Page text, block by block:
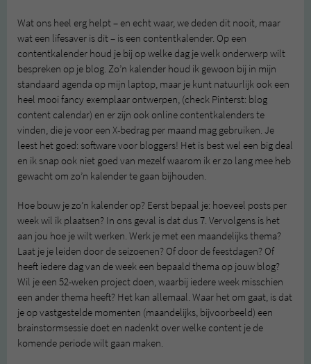
Wat ons heel erg helpt – en echt waar, we deden dit nooit, maar
wat een lifesaver is dit – is een contentkalender. Op een
contentkalender houd je bij op welke dag je welk onderwerp wilt
bespreken op je blog. Zo’n kalender houd ik gewoon bij in mijn
standaard agenda op mijn laptop, maar je kunt natuurlijk ook een
heel mooi fancy exemplaar ontwerpen, (check Pinterst: blog
content calendar) en er zijn ook online contentkalenders te
vinden, die je voor een X-bedrag per maand mag gebruiken. Je
leest het goed: software voor bloggers! Het is best wel een big deal
en ik snap ook niet goed van mezelf waarom ik er zo lang mee heb
gewacht om zo’n kalender te gaan bijhouden.
Hoe bouw je zo’n kalender op? Eerst bepaal je: hoeveel posts per
week wil ik plaatsen? In ons geval is dat dus 7. Vervolgens is het
aan jou hoe je wilt werken. Werk je met een maandelijks thema?
Laat je je leiden door de seizoenen? Of door de feestdagen? Of
heeft iedere dag van de week een bepaald thema op jouw blog?
Wil je een 52-weken project doen, waarbij iedere week misschien
een ander thema heeft? Het kan allemaal. Waar het om gaat, is dat
je op vastgestelde momenten (maandelijks, bijvoorbeeld) een
brainstormsessie doet en nadenkt over welke content je de
komende periode wilt gaan maken.